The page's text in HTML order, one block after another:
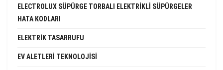
ELECTROLUX SÜPÜRGE TORBALI ELEKTRIKLI SÜPÜRGELER
HATA KODLARI
ELEKTRIK TASARRUFU
EV ALETLERI TEKNOLOJISI